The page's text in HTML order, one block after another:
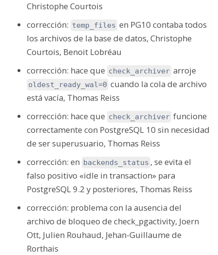
Christophe Courtois
corrección: temp_files en PG10 contaba todos
los archivos de la base de datos, Christophe
Courtois, Benoit Lobréau
corrección: hace que check_archiver arroje
oldest_ready_wal=0 cuando la cola de archivo
está vacía, Thomas Reiss
corrección: hace que check_archiver funcione
correctamente con PostgreSQL 10 sin necesidad
de ser superusuario, Thomas Reiss
corrección: en backends_status , se evita el
falso positivo «idle in transaction» para
PostgreSQL 9.2 y posteriores, Thomas Reiss
corrección: problema con la ausencia del
archivo de bloqueo de check_pgactivity, Joern
Ott, Julien Rouhaud, Jehan-Guillaume de
Rorthais